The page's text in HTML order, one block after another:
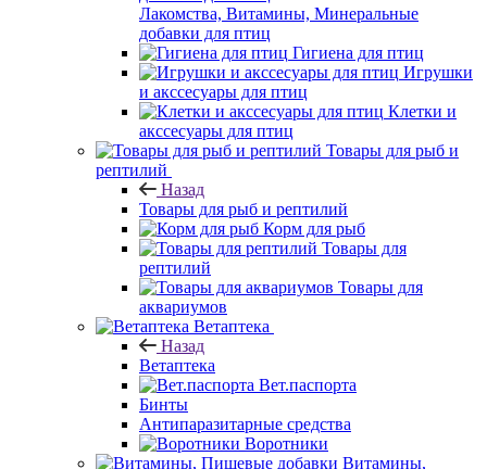
Лакомства, Витамины, Минеральные
добавки для птиц
Гигиена для птиц
Игрушки
и акссесуары для птиц
Клетки и
акссесуары для птиц
Товары для рыб и
рептилий
Назад
Товары для рыб и рептилий
Корм для рыб
Товары для
рептилий
Товары для
аквариумов
Ветаптека
Назад
Ветаптека
Вет.паспорта
Бинты
Антипаразитарные средства
Воротники
Витамины,